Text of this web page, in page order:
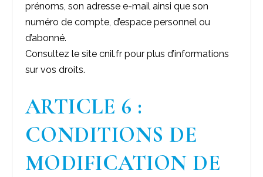
prénoms, son adresse e-mail ainsi que son
numéro de compte, d’espace personnel ou
d’abonné.
Consultez le site cnil.fr pour plus d’informations
sur vos droits.
ARTICLE 6 :
CONDITIONS DE
MODIFICATION DE